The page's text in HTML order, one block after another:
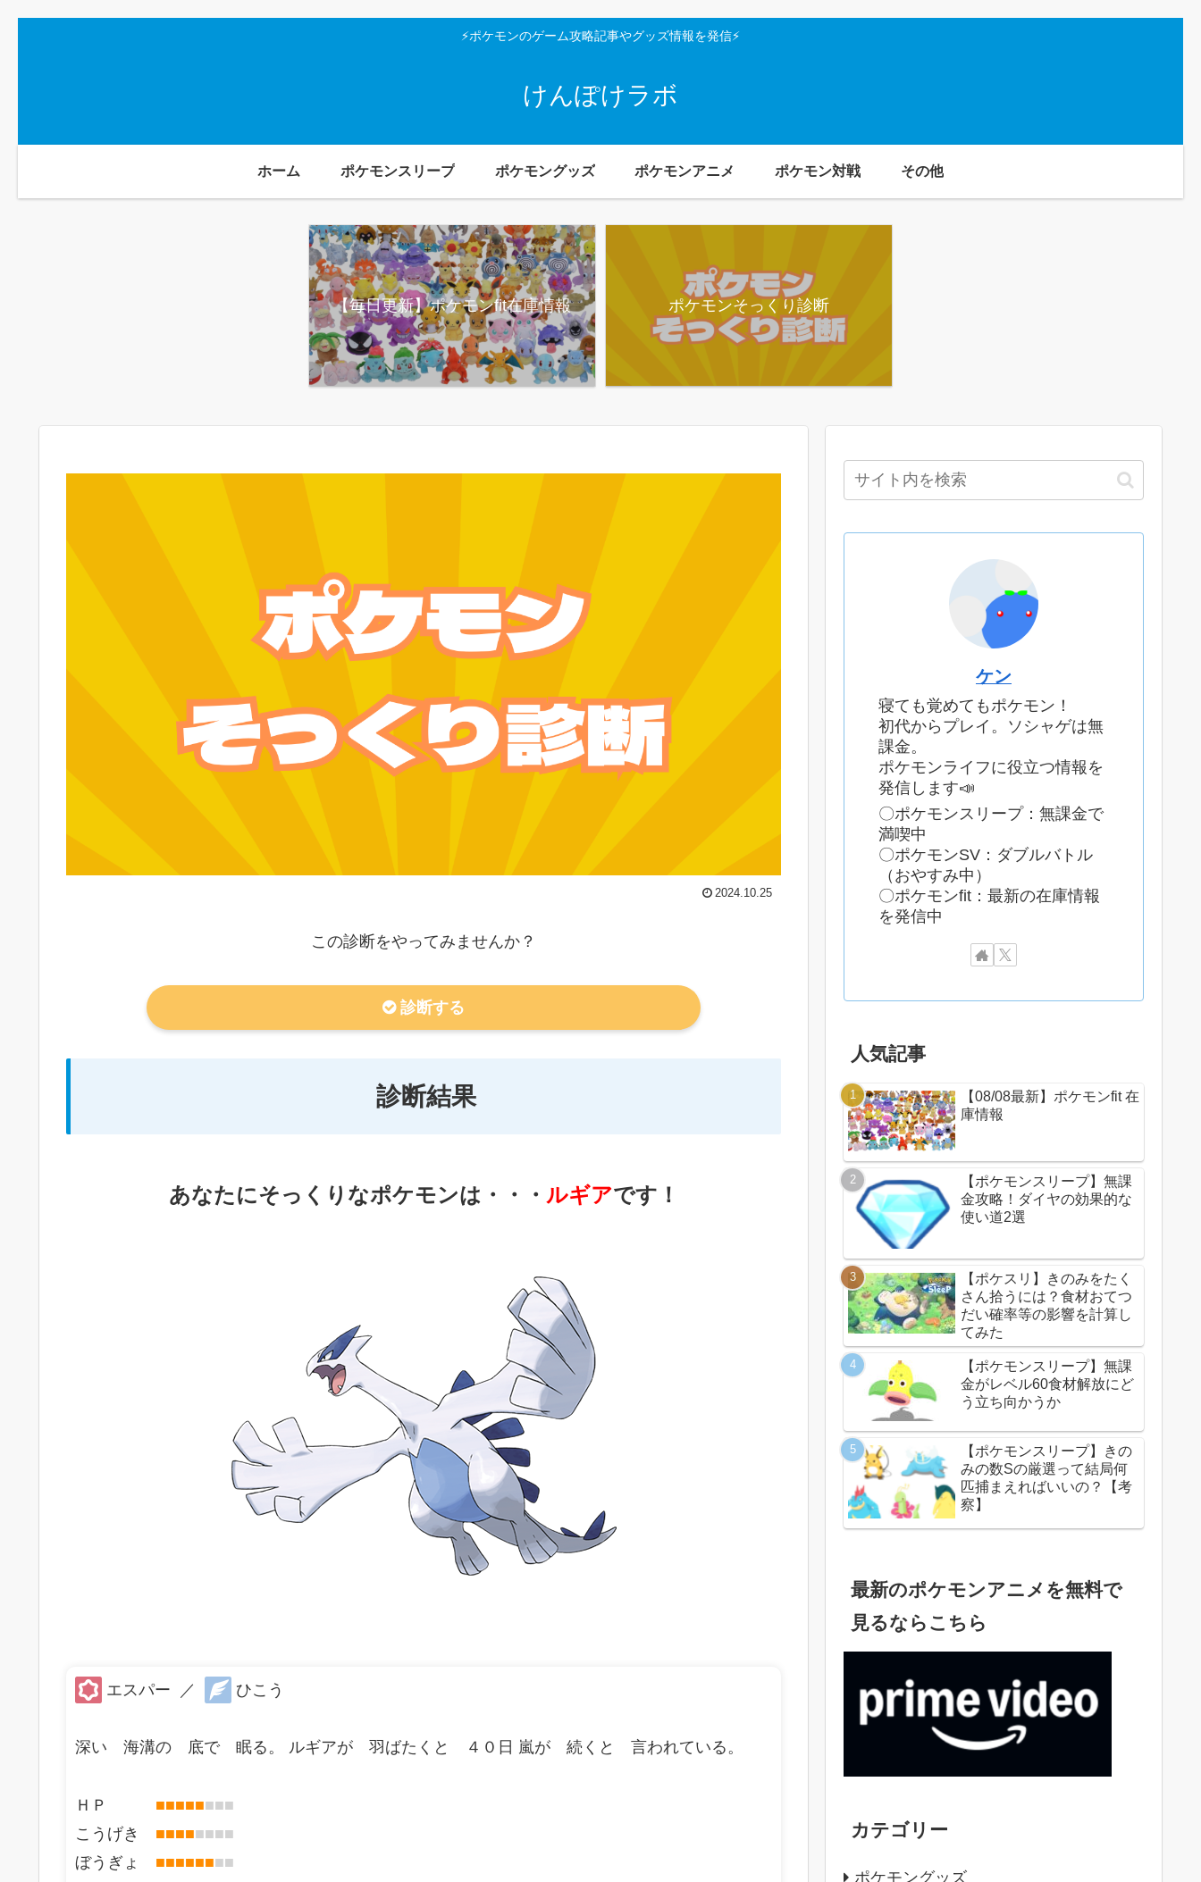
⚡ポケモンのゲーム攻略記事やグッズ情報を発信⚡
けんぽけラボ
ホーム ポケモンスリープ ポケモングッズ ポケモンアニメ ポケモン対戦 その他
【毎日更新】ポケモンfit在庫情報 ポケモンそっくり診断
2024.10.25
この診断をやってみませんか？
診断する
診断結果
あなたにそっくりなポケモンは・・・ ルギアです！
エスパー ／ ひこう
深い 海溝の 底で 眠る。 ルギアが 羽ばたくと ４０日 嵐が 続くと 言われている。
ＨＰ ■■■■■■■■
こうげき ■■■■■■■■
ぼうぎょ ■■■■■■■■
ケン
寝ても覚めてもポケモン！
初代からプレイ。ソシャゲは無
課金。
ポケモンライフに役立つ情報を
発信します📣
〇ポケモンスリープ：無課金で
満喫中
〇ポケモンSV：ダブルバトル
（おやすみ中）
〇ポケモンfit：最新の在庫情報
を発信中
人気記事
【08/08最新】ポケモンfit 在
庫情報
【ポケモンスリープ】無課
金攻略！ダイヤの効果的な
使い道2選
【ポケスリ】きのみをたく
さん拾うには？食材おてつ
だい確率等の影響を計算し
てみた
【ポケモンスリープ】無課
金がレベル60食材解放にど
う立ち向かうか
【ポケモンスリープ】きの
みの数Sの厳選って結局何
匹捕まえればいいの？【考
察】
最新のポケモンアニメを無料で
見るならこちら
カテゴリー
ポケモングッズ